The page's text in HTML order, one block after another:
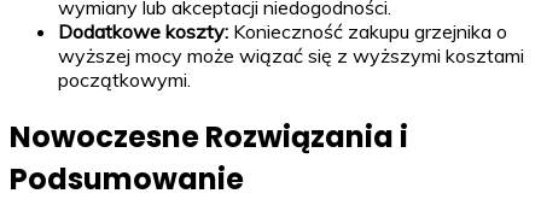
wymiany lub akceptacji niedogodności.
Dodatkowe koszty: Konieczność zakupu grzejnika o
wyższej mocy może wiązać się z wyższymi kosztami
początkowymi.
Nowoczesne Rozwiązania i
Podsumowanie